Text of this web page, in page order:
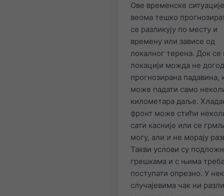
Ове временске
веома тешко
се разликују по месту и
времену или зависе од
локалног терена. Док се
локацији можда не
прогнозирана падавина,
може падати само
километара даље.
фронт може стићи
сати касније или се
могу, али и не морају
Такви услови су
грешкама и с њима
поступати опрезно. У
случајевима чак ни